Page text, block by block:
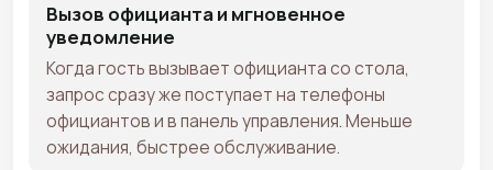
Вызов официанта и мгновенное
уведомление
Когда гость вызывает официанта со стола,
запрос сразу же поступает на телефоны
официантов и в панель управления. Меньше
ожидания, быстрее обслуживание.